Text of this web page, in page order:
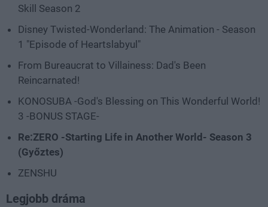
Skill Season 2
Disney Twisted-Wonderland: The Animation - Season
1 "Episode of Heartslabyul"
From Bureaucrat to Villainess: Dad's Been
Reincarnated!
KONOSUBA -God's Blessing on This Wonderful World!
3 -BONUS STAGE-
Re:ZERO -Starting Life in Another World- Season 3
(Győztes)
ZENSHU
Legjobb dráma